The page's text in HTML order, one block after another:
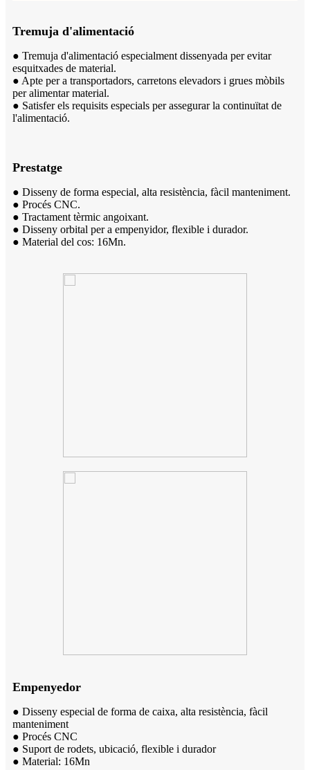
Tremuja d'alimentació
● Tremuja d'alimentació especialment dissenyada per evitar
esquitxades de material.
● Apte per a transportadors, carretons elevadors i grues mòbils
per alimentar material.
● Satisfer els requisits especials per assegurar la continuïtat de
l'alimentació.
Prestatge
● Disseny de forma especial, alta resistència, fàcil manteniment.
● Procés CNC.
● Tractament tèrmic angoixant.
● Disseny orbital per a empenyidor, flexible i durador.
● Material del cos: 16Mn.
Empenyedor
● Disseny especial de forma de caixa, alta resistència, fàcil
manteniment
● Procés CNC
● Suport de rodets, ubicació, flexible i durador
● Material: 16Mn